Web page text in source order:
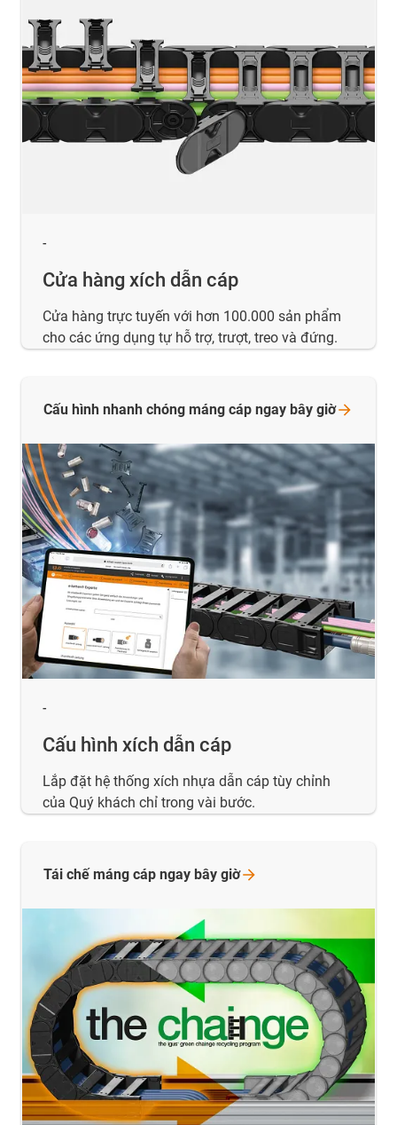
-
Cửa hàng xích dẫn cáp
Cửa hàng trực tuyến với hơn 100.000 sản phẩm
cho các ứng dụng tự hỗ trợ, trượt, treo và đứng.
-
Cấu hình xích dẫn cáp
Lắp đặt hệ thống xích nhựa dẫn cáp tùy chỉnh
của Quý khách chỉ trong vài bước.
Cấu hình nhanh chóng máng cáp ngay bây giờ
Tái chế máng cáp ngay bây giờ